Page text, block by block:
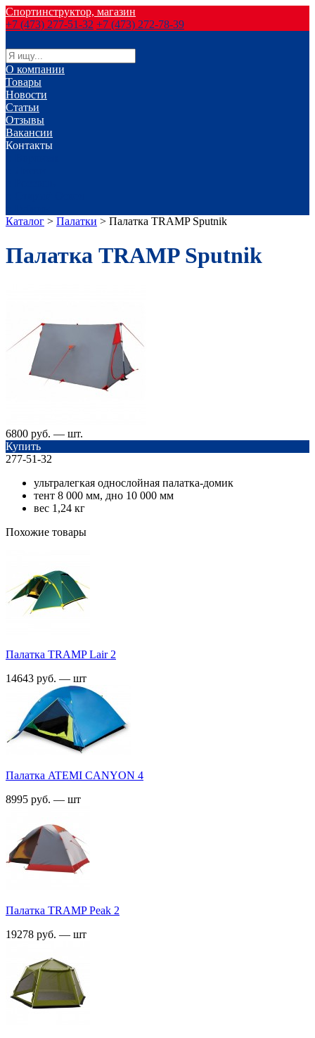
Спортинструктор, магазин
+7 (473) 277-51-32 +7 (473) 272-78-39
О компании
Товары
Новости
Статьи
Отзывы
Вакансии
Контакты
Каталог > Палатки > Палатка TRАMP Sputnik
Палатка TRАMP Sputnik
6800 руб. — шт.
Купить
277-51-32
ультралегкая однослойная палатка-домик
тент 8 000 мм, дно 10 000 мм
вес 1,24 кг
Похожие товары
Палатка TRАMP Lair 2
14643 руб. — шт
Палатка ATEMI CANYON 4
8995 руб. — шт
Палатка TRАMP Peak 2
19278 руб. — шт